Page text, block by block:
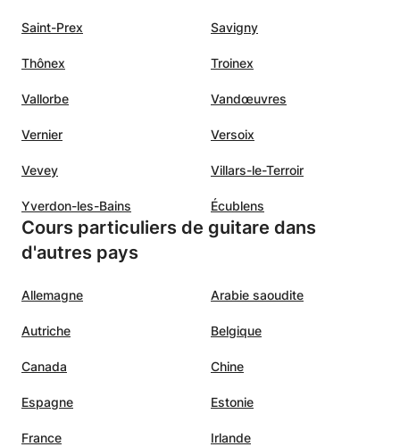
Saint-Prex Savigny
Thônex Troinex
Vallorbe Vandœuvres
Vernier Versoix
Vevey Villars-le-Terroir
Yverdon-les-Bains Écublens
Cours particuliers de guitare dans
d'autres pays
Allemagne Arabie saoudite
Autriche Belgique
Canada Chine
Espagne Estonie
France Irlande